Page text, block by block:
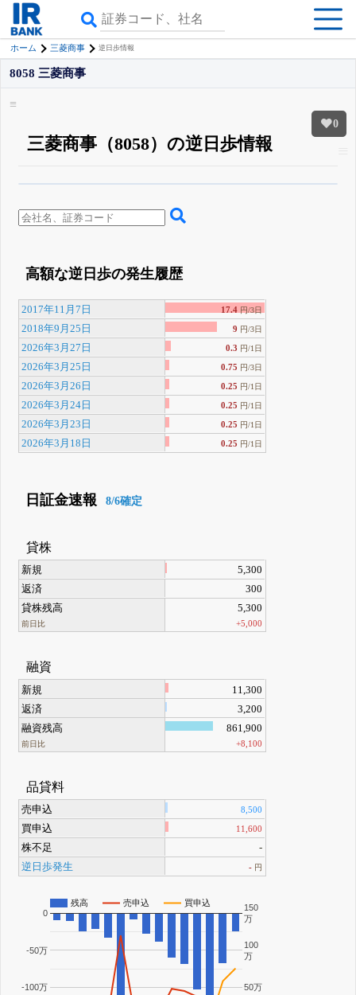
ホーム 三菱商事 逆日歩情報
0
8058 三菱商事
三菱商事（8058）の逆日歩情報
見られる
無料でβ版をはじめる
登録すると永久30%OFFと米株版の先行利用も付きます
高額な逆日歩の発生履歴
2017年11月7日 17.4 円/3日
2018年9月25日 9 円/3日
2026年3月27日 0.3 円/1日
2026年3月25日 0.75 円/3日
2026年3月26日 0.25 円/1日
2026年3月24日 0.25 円/1日
2026年3月23日 0.25 円/1日
2026年3月18日 0.25 円/1日
日証金速報 8/6確定
貸株
新規
5,300
返済
300
貸株残高
前日比
5,300
+5,000
融資
新規
11,300
返済
3,200
融資残高
前日比
861,900
+8,100
品貸料
売申込 8,500
買申込 11,600
株不足
-
逆日歩発生
- 円
残高 売申込 買申込
-100万
-50万
0
50万
100
万
150
万